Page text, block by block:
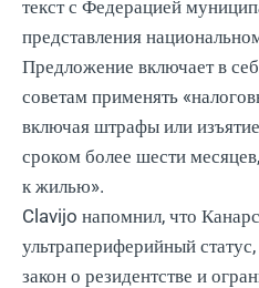
текст с Федерацией
представления
Предложение включает в
советам применять
включая штрафы или
сроком более шести
к жилью».
Clavijo напомнил, что
ультрапериферийный
закон о резидентстве и